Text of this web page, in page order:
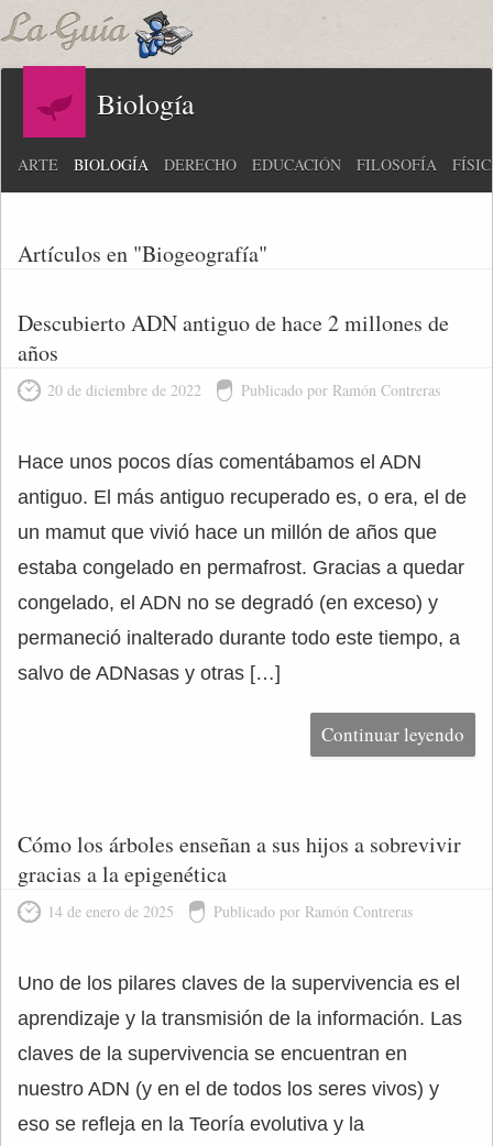
Biología
ARTE BIOLOGÍA DERECHO EDUCACIÓN FILOSOFÍA
Artículos en "Biogeografía"
Descubierto ADN antiguo de hace 2 millones de
años
20 de diciembre de 2022 Publicado por Ramón Contreras
Hace unos pocos días comentábamos el ADN
antiguo. El más antiguo recuperado es, o era, el de
un mamut que vivió hace un millón de años que
estaba congelado en permafrost. Gracias a quedar
congelado, el ADN no se degradó (en exceso) y
permaneció inalterado durante todo este tiempo, a
salvo de ADNasas y otras […]
Continuar leyendo
Cómo los árboles enseñan a sus hijos a sobrevivir
gracias a la epigenética
14 de enero de 2025 Publicado por Ramón Contreras
Uno de los pilares claves de la supervivencia es el
aprendizaje y la transmisión de la información. Las
claves de la supervivencia se encuentran en
nuestro ADN (y en el de todos los seres vivos) y
eso se refleja en la Teoría evolutiva y la